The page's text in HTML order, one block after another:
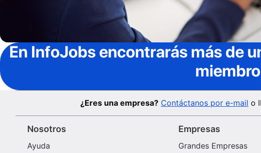
En InfoJobs encontrarás más de
¿Eres una empresa? Contáctanos por e-mail o
Nosotros
Ayuda
Empresas
Grandes Empresas